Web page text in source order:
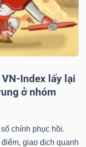
Index lấy lại
ở nhóm
chính phục hồi.
giao dịch quanh